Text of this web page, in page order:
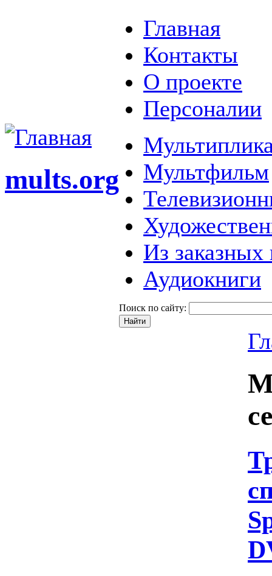
mults.org
Главная
Контакты
О проекте
Персоналии
Мультфильм
Из заказных
Аудиокниги
Поиск по сайту: